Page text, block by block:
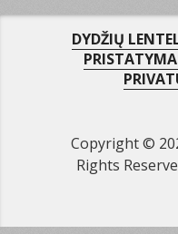
the
DYDŽIŲ
Copyright ©
Rights